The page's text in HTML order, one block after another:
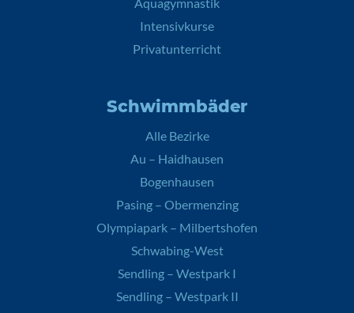
Intensivkurse
Privatunterricht
Schwimmbäder
Alle Bezirke
Au – Haidhausen
Bogenhausen
Pasing – Obermenzing
Olympiapark – Milbertshofen
Schwabing-West
Sendling – Westpark I
Sendling – Westpark II